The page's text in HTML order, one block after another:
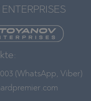
003 (WhatsApp, Viber)